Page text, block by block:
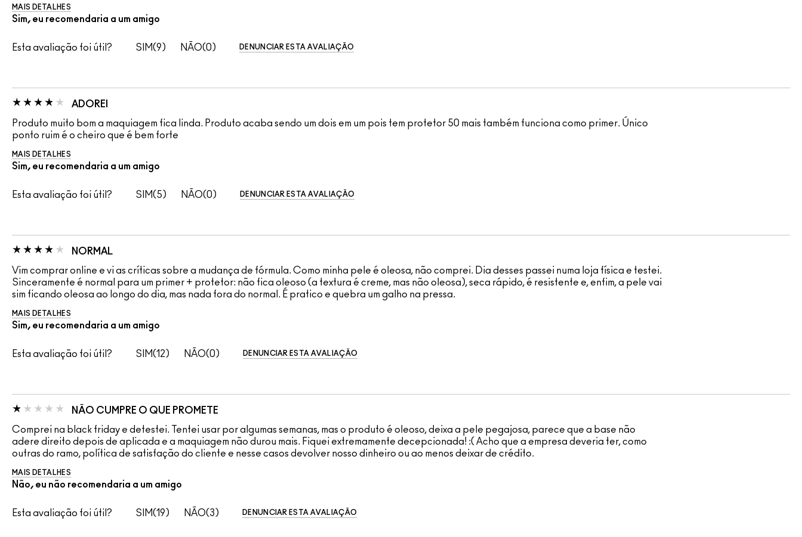
MAIS DETALHES
Sim, eu recomendaria a um amigo
Esta avaliação foi útil? 9 0 DENUNCIAR ESTA AVALIAÇÃO
ADOREI
Produto muito bom a maquiagem fica linda. Produto acaba sendo um dois em um pois tem protetor 50 mais também funciona como primer. Único
ponto ruim é o cheiro que é bem forte
MAIS DETALHES
Sim, eu recomendaria a um amigo
Esta avaliação foi útil? 5 0 DENUNCIAR ESTA AVALIAÇÃO
NORMAL
Vim comprar online e vi as críticas sobre a mudança de fórmula. Como minha pele é oleosa, não comprei. Dia desses passei numa loja física e testei.
Sinceramente é normal para um primer + protetor: não fica oleoso (a textura é creme, mas não oleosa), seca rápido, é resistente e, enfim, a pele vai
sim ficando oleosa ao longo do dia, mas nada fora do normal. É pratico e quebra um galho na pressa.
MAIS DETALHES
Sim, eu recomendaria a um amigo
Esta avaliação foi útil? 12 0 DENUNCIAR ESTA AVALIAÇÃO
NÃO CUMPRE O QUE PROMETE
Comprei na black friday e detestei. Tentei usar por algumas semanas, mas o produto é oleoso, deixa a pele pegajosa, parece que a base não
adere direito depois de aplicada e a maquiagem não durou mais. Fiquei extremamente decepcionada! :( Acho que a empresa deveria ter, como
outras do ramo, política de satisfação do cliente e nesse casos devolver nosso dinheiro ou ao menos deixar de crédito.
MAIS DETALHES
Não, eu não recomendaria a um amigo
Esta avaliação foi útil? 19 3 DENUNCIAR ESTA AVALIAÇÃO